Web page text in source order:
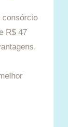
consórcio
R$ 47